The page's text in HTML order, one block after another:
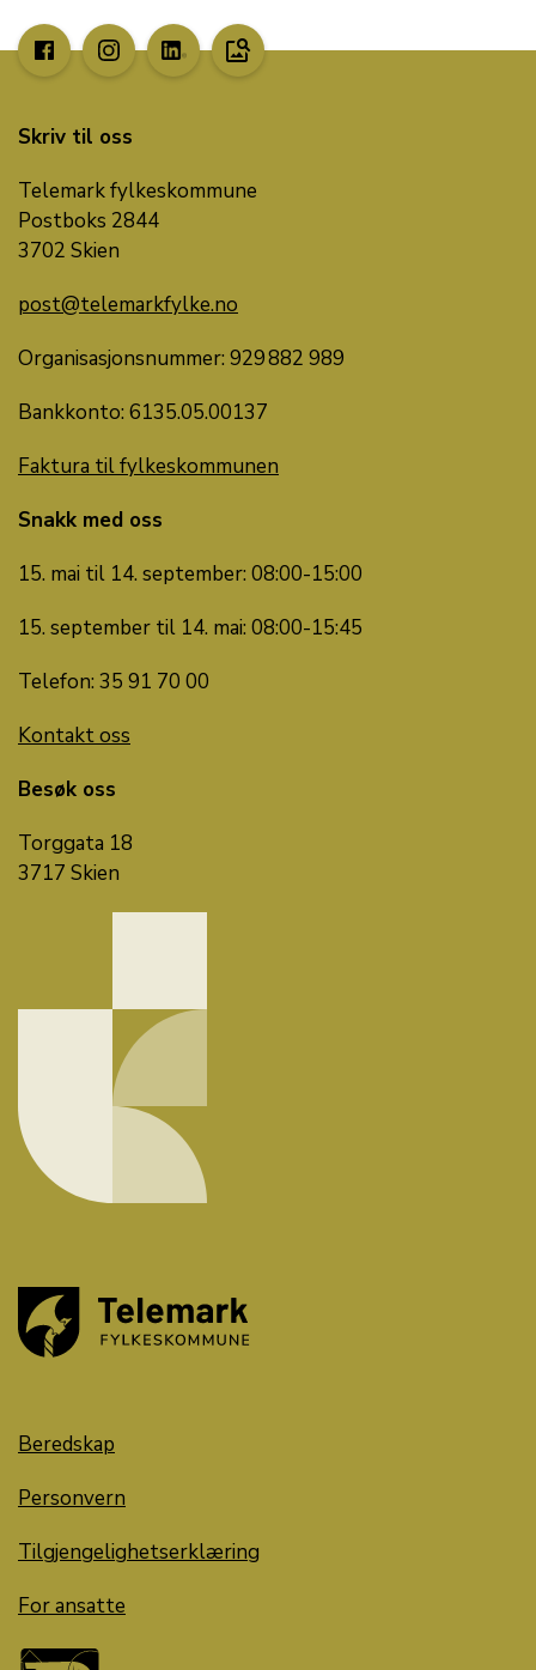
image_search
Skriv til oss
Telemark fylkeskommune
Postboks 2844
3702 Skien
post@telemarkfylke.no
Organisasjonsnummer: 929 882 989
Bankkonto: 6135.05.00137
Faktura til fylkeskommunen
Snakk med oss
15. mai til 14. september: 08:00-15:00
15. september til 14. mai: 08:00-15:45
Telefon: 35 91 70 00
Kontakt oss
Besøk oss
Torggata 18
3717 Skien
Beredskap
Personvern
Tilgjengelighetserklæring
For ansatte